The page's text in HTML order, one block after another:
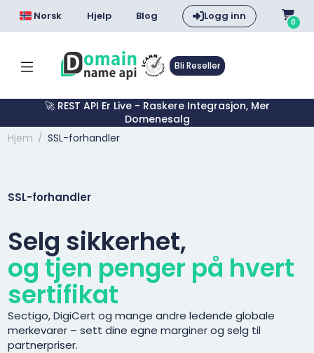
Norsk Hjelp Blog Logg inn 0
Bli Reseller
🚀 REST API Er Live - Raskere Integrasjon, Mer
Domenesalg
Hjem
SSL-forhandler
SSL-forhandler
Selg sikkerhet,
og tjen penger på hvert
sertifikat
Sectigo, DigiCert og mange andre ledende globale
merkevarer – sett dine egne marginer og selg til
partnerpriser.